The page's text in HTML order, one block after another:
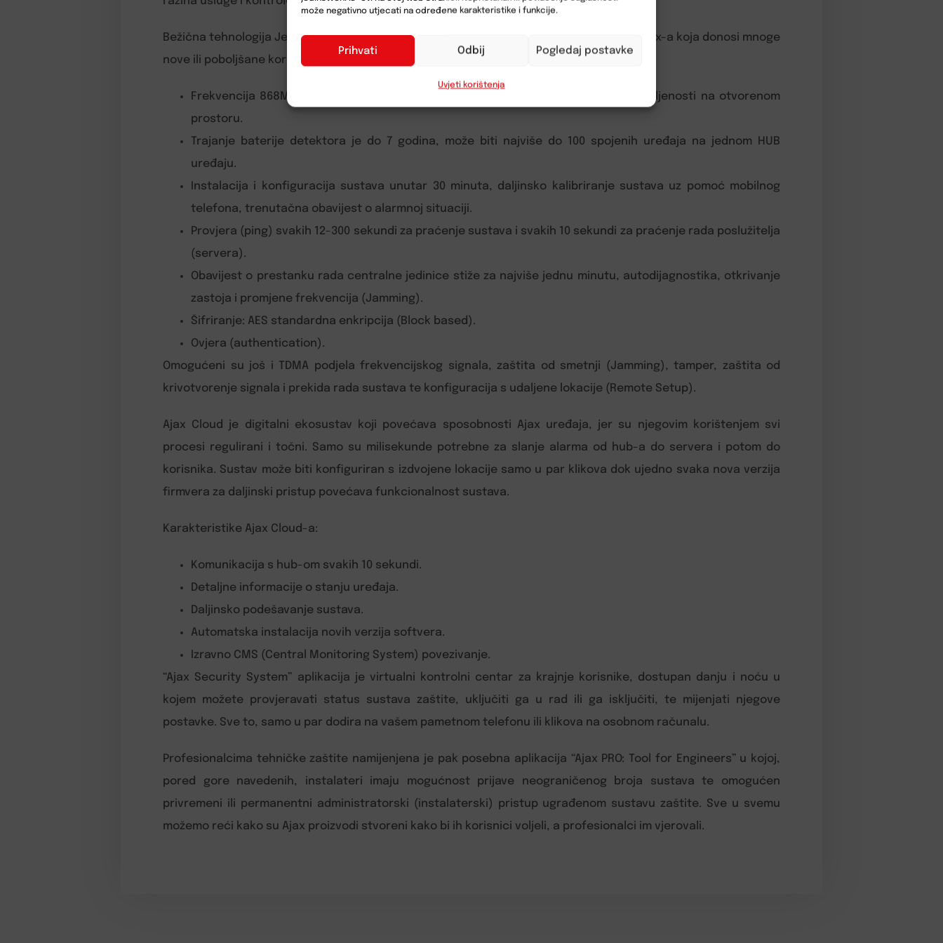
može negativno utjecati na određene karakteristike i funkcije.
Prihvati Odbij Pogledaj postavke
Uvjeti korištenja
Bežična tehnologija Jeweller je jedno od naprednih i inovativnih rješenja stručnjaka iz Ajax-a koja donosi mnoge
nove ili poboljšane koristi za instalatere i krajnje korisnike:
Frekvencija 868MHz, dvosmjerna komunikacija, radni raspon do 2.000 metara udaljenosti na otvorenom
prostoru.
Trajanje baterije detektora je do 7 godina, može biti najviše do 100 spojenih uređaja na jednom HUB
uređaju.
Instalacija i konfiguracija sustava unutar 30 minuta, daljinsko kalibriranje sustava uz pomoć mobilnog
telefona, trenutačna obavijest o alarmnoj situaciji.
Provjera (ping) svakih 12-300 sekundi za praćenje sustava i svakih 10 sekundi za praćenje rada poslužitelja
(servera).
Obavijest o prestanku rada centralne jedinice stiže za najviše jednu minutu, autodijagnostika, otkrivanje
zastoja i promjene frekvencija (Jamming).
Šifriranje: AES standardna enkripcija (Block based).
Ovjera (authentication).
Omogućeni su još i TDMA podjela frekvencijskog signala, zaštita od smetnji (Jamming), tamper, zaštita od
krivotvorenje signala i prekida rada sustava te konfiguracija s udaljene lokacije (Remote Setup).
Ajax Cloud je digitalni ekosustav koji povećava sposobnosti Ajax uređaja, jer su njegovim korištenjem svi
procesi regulirani i točni. Samo su milisekunde potrebne za slanje alarma od hub-a do servera i potom do
korisnika. Sustav može biti konfiguriran s izdvojene lokacije samo u par klikova dok ujedno svaka nova verzija
firmvera za daljinski pristup povećava funkcionalnost sustava.
Karakteristike Ajax Cloud-a:
Komunikacija s hub-om svakih 10 sekundi.
Detaljne informacije o stanju uređaja.
Daljinsko podešavanje sustava.
Automatska instalacija novih verzija softvera.
Izravno CMS (Central Monitoring System) povezivanje.
“Ajax Security System” aplikacija je virtualni kontrolni centar za krajnje korisnike, dostupan danju i noću u
kojem možete provjeravati status sustava zaštite, uključiti ga u rad ili ga isključiti, te mijenjati njegove
postavke. Sve to, samo u par dodira na vašem pametnom telefonu ili klikova na osobnom računalu.
Profesionalcima tehničke zaštite namijenjena je pak posebna aplikacija “Ajax PRO: Tool for Engineers” u kojoj,
pored gore navedenih, instalateri imaju mogućnost prijave neograničenog broja sustava te omogućen
privremeni ili permanentni administratorski (instalaterski) pristup ugrađenom sustavu zaštite. Sve u svemu
možemo reći kako su Ajax proizvodi stvoreni kako bi ih korisnici voljeli, a profesionalci im vjerovali.